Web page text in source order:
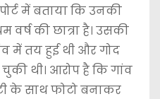
में बताया कि उनकी
वर्ष की छात्रा है। उसकी
में तय हुई थी और गोद
थी। आरोप है कि गांव
के साथ फोटो बनाकर